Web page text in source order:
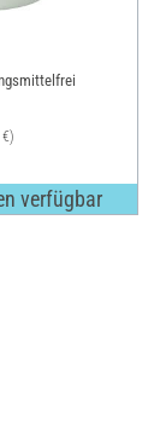
verfügbar